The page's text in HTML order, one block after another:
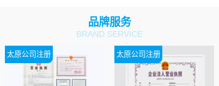
品牌服务
BRAND SERVICE
太原公司注册 太原公司注册